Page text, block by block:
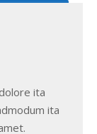
ita
ita